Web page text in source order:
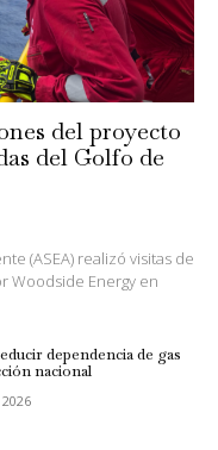
del proyecto
del Golfo de
(ASEA) realizó visitas de
Woodside Energy en
dependencia de gas
nacional